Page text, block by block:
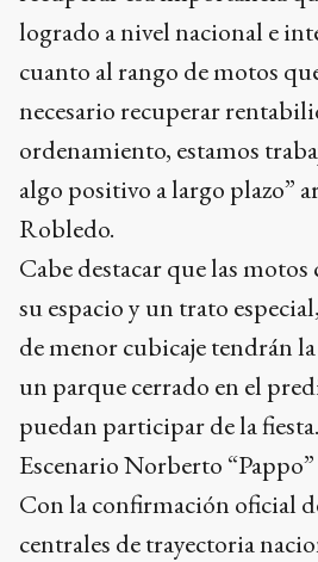
logrado a nivel nacional e
cuanto al rango de motos
necesario recuperar
ordenamiento, estamos
algo positivo a largo plazo”
Robledo.
Cabe destacar que las motos
su espacio y un trato
de menor cubicaje tendrán
un parque cerrado en el
puedan participar de la fiesta.
Escenario Norberto
Con la confirmación oficial
centrales de trayectoria